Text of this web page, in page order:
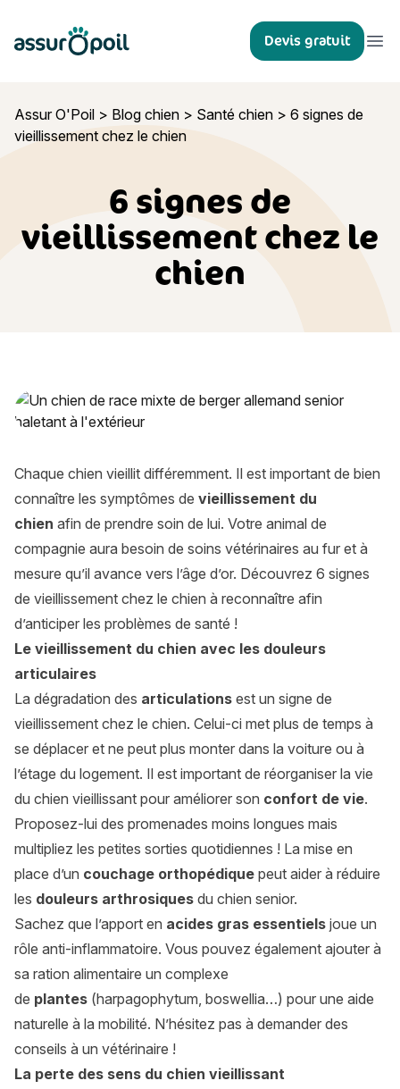
Assur O'Poil Devis gratuit
Assur O'Poil > Blog chien > Santé chien > 6 signes de
vieillissement chez le chien
6 signes de
vieillissement chez le
chien
6 signes de vieillissement chez le chien
Chaque chien vieillit différemment. Il est important de bien
connaître les symptômes de vieillissement du
chien afin de prendre soin de lui. Votre animal de
compagnie aura besoin de soins vétérinaires au fur et à
mesure qu’il avance vers l’âge d’or. Découvrez 6 signes
de vieillissement chez le chien à reconnaître afin
d’anticiper les problèmes de santé !
Le vieillissement du chien avec les douleurs
articulaires
La dégradation des articulations est un signe de
vieillissement chez le chien. Celui-ci met plus de temps à
se déplacer et ne peut plus monter dans la voiture ou à
l’étage du logement. Il est important de réorganiser la vie
du chien vieillissant pour améliorer son confort de vie.
Proposez-lui des promenades moins longues mais
multipliez les petites sorties quotidiennes ! La mise en
place d’un couchage orthopédique peut aider à réduire
les douleurs arthrosiques du chien senior.
Sachez que l’apport en acides gras essentiels joue un
rôle anti-inflammatoire. Vous pouvez également ajouter à
sa ration alimentaire un complexe
de plantes (harpagophytum, boswellia…) pour une aide
naturelle à la mobilité. N’hésitez pas à demander des
conseils à un vétérinaire !
La perte des sens du chien vieillissant